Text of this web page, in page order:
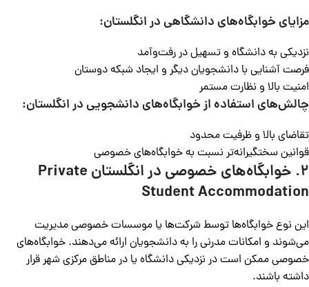
مزایای خوابگاه‌های دانشگاهی در انگلستان:
نزدیکی به دانشگاه و تسهیل در رفت‌وآمد
فرصت آشنایی با دانشجویان دیگر و ایجاد شبکه دوستان
امنیت بالا و نظارت مستمر
چالش‌های استفاده از خوابگاه‌های دانشجویی در انگلستان:
تقاضای بالا و ظرفیت محدود
قوانین سختگیرانه‌تر نسبت به خوابگاه‌های خصوصی
۲. خوابگاه‌های خصوصی در انگلستان Private
Student Accommodation
این نوع خوابگاه‌ها توسط شرکت‌ها یا موسسات خصوصی مدیریت
می‌شوند و امکانات مدرنی را به دانشجویان ارائه می‌دهند. خوابگاه‌های
خصوصی ممکن است در نزدیکی دانشگاه یا در مناطق مرکزی شهر قرار
داشته باشند.